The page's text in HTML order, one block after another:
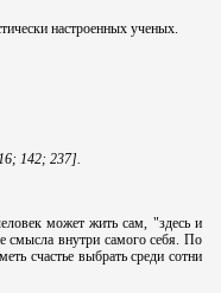
настроенных ученых.
142; 237].
может жить сам, "здесь и
смысла внутри самого себя. По
счастье выбрать среди сотни